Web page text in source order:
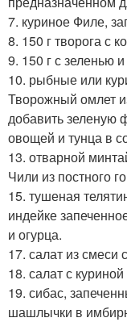
7. куриное Филе,
8. 150 г творога с
9. 150 г с зеленью
10. рыбные или
Творожный омлет
добавить зеленую
овощей и тунца в
13. отварной
Чили из постного
15. тушеная
индейке
и огурца.
17. салат из смеси
18. салат с
19. сибас,
шашлычки в